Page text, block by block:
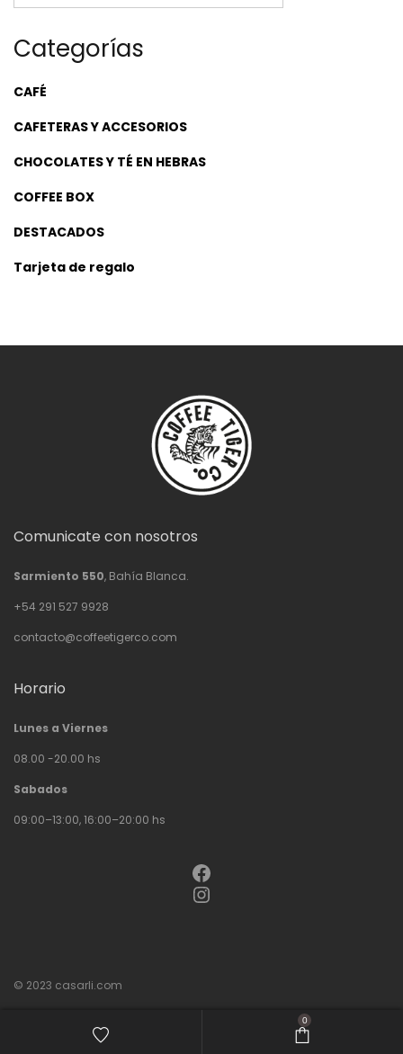
Categorías
CAFÉ
CAFETERAS Y ACCESORIOS
CHOCOLATES Y TÉ EN HEBRAS
COFFEE BOX
DESTACADOS
Tarjeta de regalo
Comunicate con nosotros
Sarmiento 550, Bahía Blanca.
+54 291 527 9928
contacto@coffeetigerco.com
Horario
Lunes a Viernes
08.00 -20.00 hs
Sabados
09:00–13:00, 16:00–20:00 hs
Facebook
Instagram
© 2023 casarli.com
0